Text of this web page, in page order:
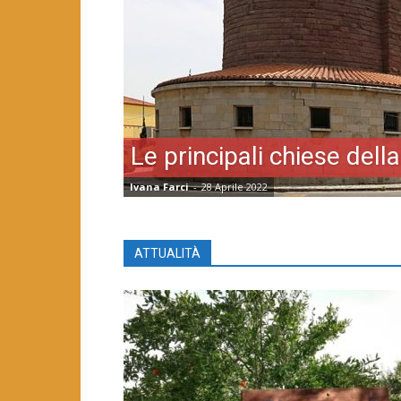
Le principali chiese
Ivana Farci - 28 Aprile 2022
ATTUALITÀ